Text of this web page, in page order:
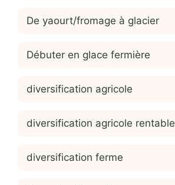
De yaourt/fromage à glacier
Débuter en glace fermière
diversification agricole
diversification agricole rentable
diversification ferme